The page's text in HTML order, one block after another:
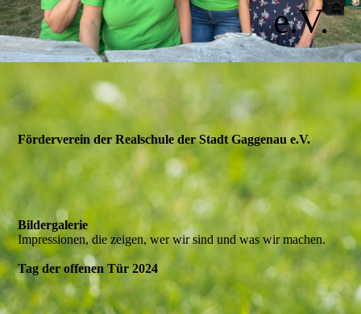
e.V.
Förderverein der Realschule der Stadt Gaggenau e.V.
Bildergalerie
Impressionen, die zeigen, wer wir sind und was wir machen.
Tag der offenen Tür 2024